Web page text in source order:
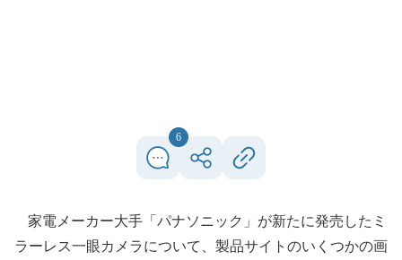
6
家電メーカー大手「パナソニック」が新たに発売したミ
ラーレス一眼カメラについて、製品サイトのいくつかの画